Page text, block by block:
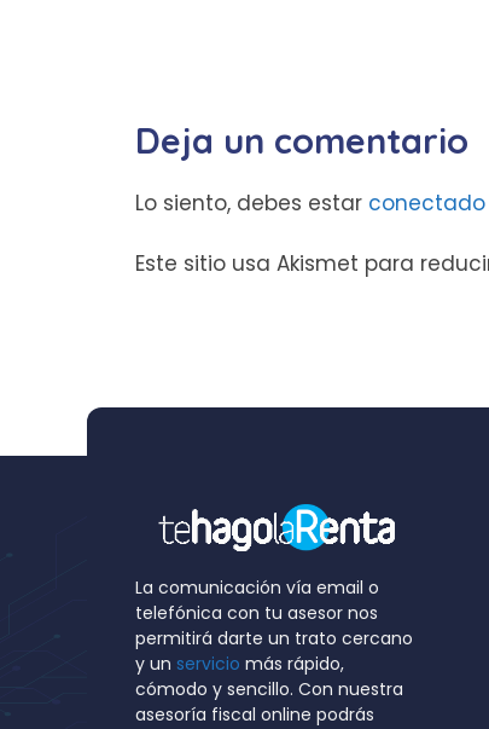
Deja un comentario
Lo siento, debes estar conectado
Este sitio usa Akismet para
La comunicación vía email o
telefónica con tu asesor nos
permitirá darte un trato cercano
y un servicio más rápido,
cómodo y sencillo. Con nuestra
asesoría fiscal online podrás